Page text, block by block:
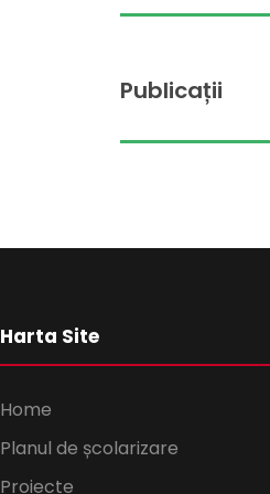
Publicații
Harta Site
Home
Planul de școlarizare
Proiecte